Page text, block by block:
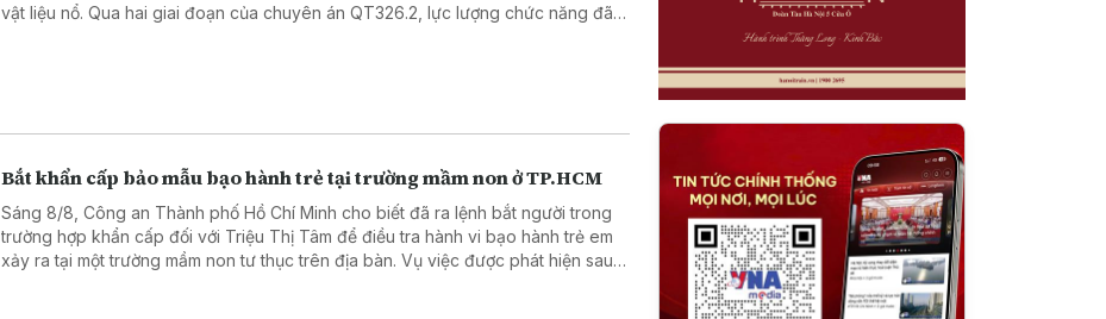
vật liệu nổ. Qua hai giai đoạn của chuyên án QT326.2, lực lượng chức năng đã
Bắt khẩn cấp bảo mẫu bạo hành trẻ tại trường mầm non ở TP.HCM
Sáng 8/8, Công an Thành phố Hồ Chí Minh cho biết đã ra lệnh bắt người trong
trường hợp khẩn cấp đối với Triệu Thị Tâm để điều tra hành vi bạo hành trẻ em
xảy ra tại một trường mầm non tư thục trên địa bàn. Vụ việc được phát hiện sau